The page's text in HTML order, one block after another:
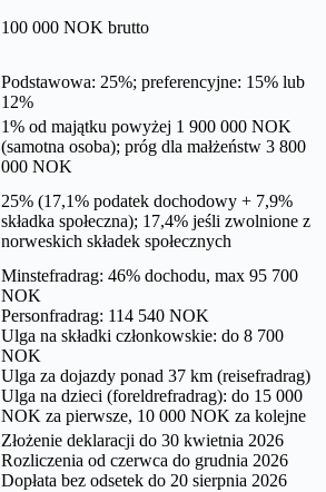
100 000 NOK brutto
Podstawowa: 25%; preferencyjne: 15% lub
12%
1% od majątku powyżej 1 900 000 NOK
(samotna osoba); próg dla małżeństw 3 800
000 NOK
25% (17,1% podatek dochodowy + 7,9%
składka społeczna); 17,4% jeśli zwolnione z
norweskich składek społecznych
Minstefradrag: 46% dochodu, max 95 700
NOK
Personfradrag: 114 540 NOK
Ulga na składki członkowskie: do 8 700
NOK
Ulga za dojazdy ponad 37 km (reisefradrag)
Ulga na dzieci (foreldrefradrag): do 15 000
NOK za pierwsze, 10 000 NOK za kolejne
Złożenie deklaracji do 30 kwietnia 2026
Rozliczenia od czerwca do grudnia 2026
Dopłata bez odsetek do 20 sierpnia 2026